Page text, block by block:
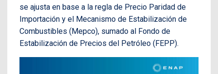
se ajusta en base a la regla de Precio Paridad de
Importación y el Mecanismo de Estabilización de
Combustibles (Mepco), sumado al Fondo de
Estabilización de Precios del Petróleo (FEPP).